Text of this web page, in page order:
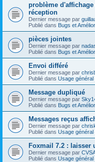
problème
réception
Dernier message par
Publié dans Bugs et
pièces jointes
Dernier message par
Publié dans Bugs et
Envoi différé
Dernier message par
Publié dans Usage général
Message dupliqué
Dernier message par
Publié dans Bugs et
Messages reçus
Dernier message par
Publié dans Usage général
Foxmail 7.2 : laisser
Dernier message par
Publié dans Usage général